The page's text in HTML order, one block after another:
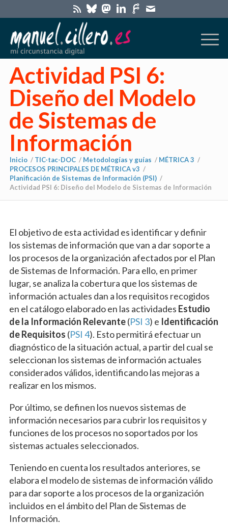
Actividad PSI 6:
Diseño del Modelo
de Sistemas de
Información
Inicio / TIC-tac-DOC / Metodologías y guías / MÉTRICA 3 /
PROCESOS PRINCIPALES DE MÉTRICA v3 /
Planificación de Sistemas de Información (PSI) /
Actividad PSI 6: Diseño del Modelo de Sistemas de Información
El objetivo de esta actividad es identificar y definir
los sistemas de información que van a dar soporte a
los procesos de la organización afectados por el Plan
de Sistemas de Información. Para ello, en primer
lugar, se analiza la cobertura que los sistemas de
información actuales dan a los requisitos recogidos
en el catálogo elaborado en las actividades Estudio
de la Información Relevante(PSI 3) e Identificación
de Requisitos (PSI 4). Esto permitirá efectuar un
diagnóstico de la situación actual, a partir del cual se
seleccionan los sistemas de información actuales
considerados válidos, identificando las mejoras a
realizar en los mismos.
Por último, se definen los nuevos sistemas de
información necesarios para cubrir los requisitos y
funciones de los procesos no soportados por los
sistemas actuales seleccionados.
Teniendo en cuenta los resultados anteriores, se
elabora el modelo de sistemas de información válido
para dar soporte a los procesos de la organización
incluidos en el ámbito del Plan de Sistemas de
Información.